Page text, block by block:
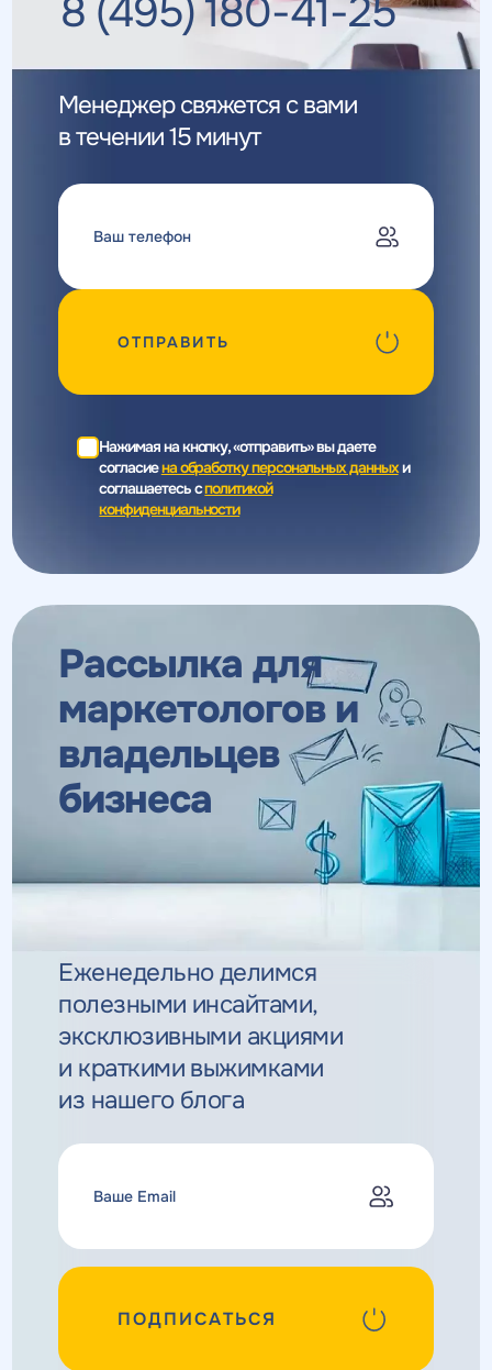
8 (495) 180-41-25
Менеджер свяжется с вами
в течении 15 минут
ОТПРАВИТЬ
Нажимая на кнопку, «отправить» вы даете
согласиена обработку персональных данныхи
соглашаетесь cполитикой
конфиденциальности
Рассылка для
маркетологови
владельцев
бизнеса
Еженедельно делимся
полезными инсайтами,
эксклюзивными акциями
и краткими выжимками
из нашего блога
ПОДПИСАТЬСЯ